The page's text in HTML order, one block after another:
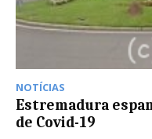
NOTÍCIAS
Estremadura
de Covid-19